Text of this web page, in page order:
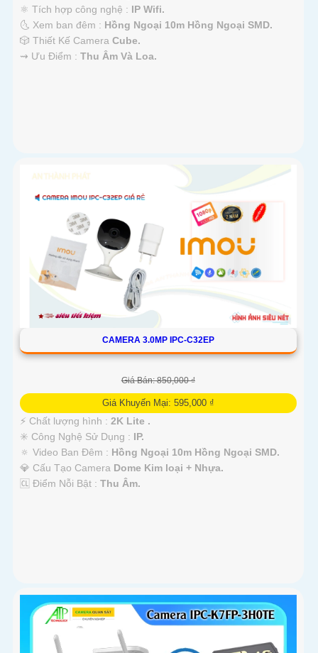
⚛️ Tích hợp công nghệ : IP Wifi.
🌜 Xem ban đêm : Hồng Ngoại 10m Hồng Ngoại SMD.
🎲 Thiết Kế Camera Cube.
️⇝ Ưu Điểm : Thu Âm Và Loa.
CAMERA 3.0MP IPC-C32EP
Giá Bán: 850,000 ₫
Giá Khuyến Mại: 595,000 ₫
️⚡ Chất lượng hình : 2K Lite .
✳️ Công Nghệ Sử Dụng : IP.
🔅 Video Ban Đêm : Hồng Ngoại 10m Hồng Ngoại SMD.
💎 Cấu Tạo Camera Dome Kim loại + Nhựa.
️🆑 Điểm Nỗi Bật : Thu Âm.